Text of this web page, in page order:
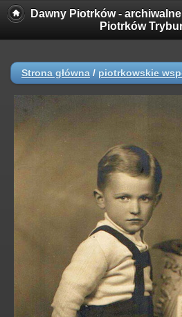
Dawny Piotrków -
Piotrków
Strona główna / piotrkowskie